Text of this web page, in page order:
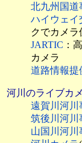
北九州国道
ハイウェイ
クでカメ
JARTIC ：
カメラ
道路情報提
河川のライブカ
遠賀川河川
筑後川河川
山国川河川